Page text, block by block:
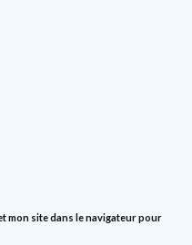
mon site dans le navigateur pour